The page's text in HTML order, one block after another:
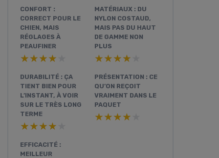
CONFORT :
CORRECT POUR LE
CHIEN, MAIS
RÉGLAGES À
PEAUFINER
★★★★★
★★★★★
MATÉRIAUX : DU
NYLON COSTAUD,
MAIS PAS DU HAUT
DE GAMME NON
PLUS
★★★★★
★★★★★
DURABILITÉ : ÇA
TIENT BIEN POUR
L’INSTANT, À VOIR
SUR LE TRÈS LONG
TERME
★★★★★
★★★★★
PRÉSENTATION : CE
QU’ON REÇOIT
VRAIMENT DANS LE
PAQUET
★★★★★
★★★★★
EFFICACITÉ :
MEILLEUR